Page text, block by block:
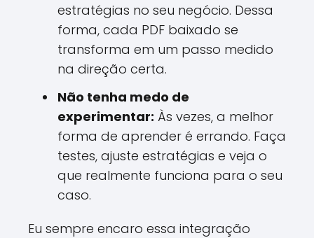
estratégias no seu negócio. Dessa
forma, cada PDF baixado se
transforma em um passo medido
na direção certa.
Não tenha medo de
experimentar: Às vezes, a melhor
forma de aprender é errando. Faça
testes, ajuste estratégias e veja o
que realmente funciona para o seu
caso.
Eu sempre encaro essa integração